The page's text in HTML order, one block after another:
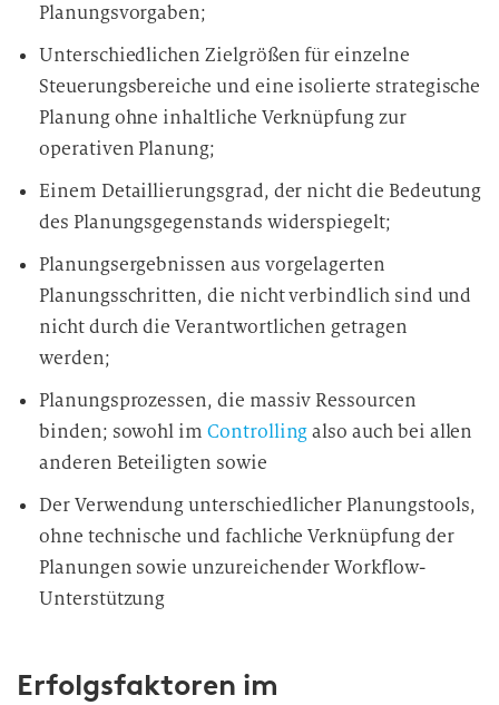
Planungsvorgaben;
Unterschiedlichen Zielgrößen für einzelne
Steuerungsbereiche und eine isolierte strategische
Planung ohne inhaltliche Verknüpfung zur
operativen Planung;
Einem Detaillierungsgrad, der nicht die Bedeutung
des Planungsgegenstands widerspiegelt;
Planungsergebnissen aus vorgelagerten
Planungsschritten, die nicht verbindlich sind und
nicht durch die Verantwortlichen getragen
werden;
Planungsprozessen, die massiv Ressourcen
binden; sowohl imControllingalso auch bei allen
anderen Beteiligten sowie
Der Verwendung unterschiedlicher Planungstools,
ohne technische und fachliche Verknüpfung der
Planungen sowie unzureichender Workflow-
Unterstützung
Erfolgsfaktoren im